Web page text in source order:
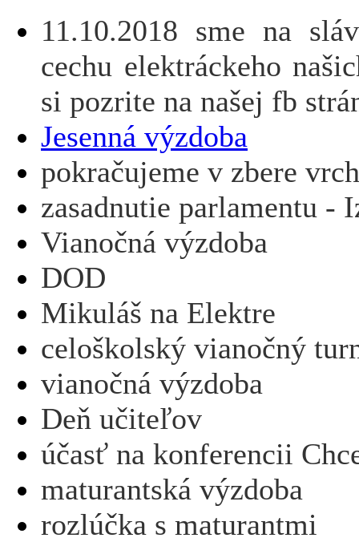
11.10.2018 sme na
cechu elektráckeho
si pozrite na našej fb
Jesenná výzdoba
pokračujeme v zbere
zasadnutie parlamentu -
Vianočná výzdoba
DOD
Mikuláš na Elektre
celoškolský vianočný
vianočná výzdoba
Deň učiteľov
účasť na konferencii
maturantská výzdoba
rozlúčka s maturantmi